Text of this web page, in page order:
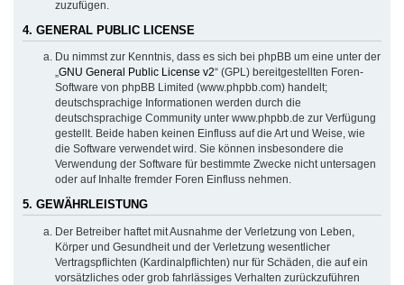
zuzufügen.
4. GENERAL PUBLIC LICENSE
Du nimmst zur Kenntnis, dass es sich bei phpBB um eine unter der
„GNU General Public License v2“ (GPL) bereitgestellten Foren-
Software von phpBB Limited (www.phpbb.com) handelt;
deutschsprachige Informationen werden durch die
deutschsprachige Community unter www.phpbb.de zur Verfügung
gestellt. Beide haben keinen Einfluss auf die Art und Weise, wie
die Software verwendet wird. Sie können insbesondere die
Verwendung der Software für bestimmte Zwecke nicht untersagen
oder auf Inhalte fremder Foren Einfluss nehmen.
5. GEWÄHRLEISTUNG
Der Betreiber haftet mit Ausnahme der Verletzung von Leben,
Körper und Gesundheit und der Verletzung wesentlicher
Vertragspflichten (Kardinalpflichten) nur für Schäden, die auf ein
vorsätzliches oder grob fahrlässiges Verhalten zurückzuführen